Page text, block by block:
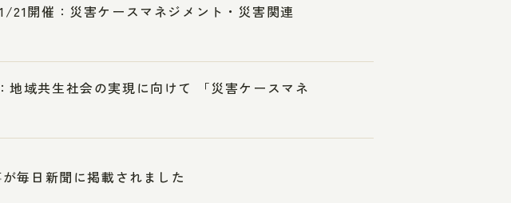
開催：災害ケースマネジメント・災害関連
域共生社会の実現に向けて 「災害ケースマネ
毎日新聞に掲載されました